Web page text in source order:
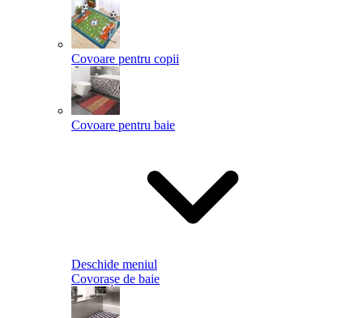
Covoare pentru copii
Covoare pentru baie
Deschide meniul
Covorașe de baie